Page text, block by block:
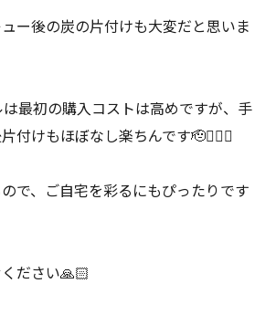
ー後の炭の片付けも大変だと思いま
最初の購入コストは高めですが、手
付けもほぼなし楽ちんです🫡👍🏻✨
で、ご自宅を彩るにもぴったりです
ださい🙏🏻